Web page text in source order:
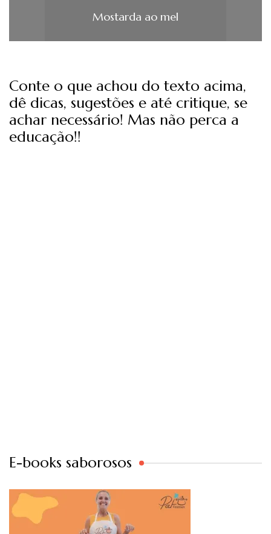
Mostarda ao mel
Conte o que achou do texto acima,
dê dicas, sugestões e até critique, se
achar necessário! Mas não perca a
educação!!
E-books saborosos